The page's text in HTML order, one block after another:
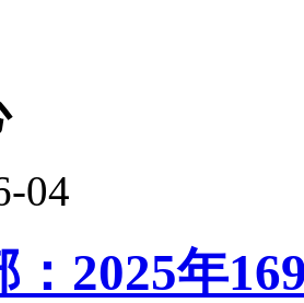
04
：2025年